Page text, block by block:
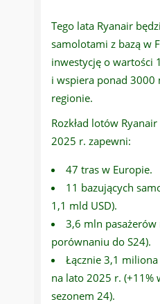
Tego lata Ryanair
samolotami z bazą w
inwestycję o wartości
i wspiera ponad 3000
regionie.
Rozkład lotów
2025 r. zapewni:
47 tras w Europie.
11 bazujących
1,1 mld USD).
3,6 mln pasażerów
porównaniu do S24).
Łącznie 3,1
na lato 2025 r. (+11%
sezonem 24).